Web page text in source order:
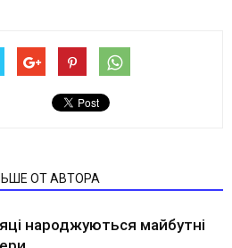
ОТ АВТОРА
народжуються майбутні